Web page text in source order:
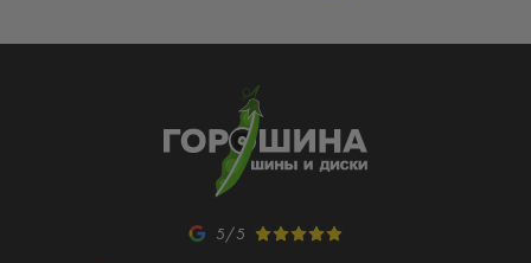
5/5